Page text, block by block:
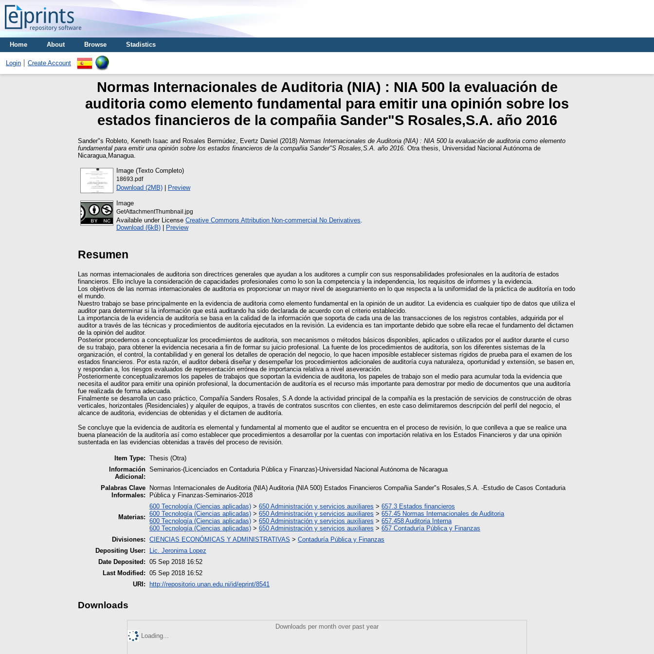
Home About Browse Stadistics
Login Create Account
Normas Internacionales de Auditoria (NIA) : NIA 500 la evaluación de
auditoria como elemento fundamental para emitir una opinión sobre los
estados financieros de la compañia Sander"S Rosales,S.A. año 2016
Sander"s Robleto, Keneth Isaac and Rosales Bermúdez, Evertz Daniel (2018) Normas Internacionales de Auditoria (NIA) : NIA 500 la evaluación de auditoria como elemento
fundamental para emitir una opinión sobre los estados financieros de la compañia Sander"S Rosales,S.A. año 2016. Otra thesis, Universidad Nacional Autónoma de
Nicaragua,Managua.
Image (Texto Completo)
18693.pdf
Download (2MB) | Preview
Image
GetAttachmentThumbnail.jpg
Available under License Creative Commons Attribution Non-commercial No Derivatives
Download (6kB) | Preview
Resumen
Las normas internacionales de auditoria son directrices generales que ayudan a los auditores a cumplir con sus responsabilidades profesionales en la auditoría de estados
financieros. Ello incluye la consideración de capacidades profesionales como lo son la competencia y la independencia, los requisitos de informes y la evidencia.
Los objetivos de las normas internacionales de auditoria es proporcionar un mayor nivel de aseguramiento en lo que respecta a la uniformidad de la práctica de auditoría en todo
el mundo.
Nuestro trabajo se base principalmente en la evidencia de auditoria como elemento fundamental en la opinión de un auditor. La evidencia es cualquier tipo de datos que utiliza el
auditor para determinar si la información que está auditando ha sido declarada de acuerdo con el criterio establecido.
La importancia de la evidencia de auditoría se basa en la calidad de la información que soporta de cada una de las transacciones de los registros contables, adquirida por el
auditor a través de las técnicas y procedimientos de auditoría ejecutados en la revisión. La evidencia es tan importante debido que sobre ella recae el fundamento del dictamen
de la opinión del auditor.
Posterior procedemos a conceptualizar los procedimientos de auditoria, son mecanismos o métodos básicos disponibles, aplicados o utilizados por el auditor durante el curso
de su trabajo, para obtener la evidencia necesaria a fin de formar su juicio profesional. La fuente de los procedimientos de auditoría, son los diferentes sistemas de la
organización, el control, la contabilidad y en general los detalles de operación del negocio, lo que hacen imposible establecer sistemas rígidos de prueba para el examen de los
estados financieros. Por esta razón, el auditor deberá diseñar y desempeñar los procedimientos adicionales de auditoría cuya naturaleza, oportunidad y extensión, se basen en,
y respondan a, los riesgos evaluados de representación errónea de importancia relativa a nivel aseveración.
Posteriormente conceptualizaremos los papeles de trabajos que soportan la evidencia de auditoria, los papeles de trabajo son el medio para acumular toda la evidencia que
necesita el auditor para emitir una opinión profesional, la documentación de auditoría es el recurso más importante para demostrar por medio de documentos que una auditoría
fue realizada de forma adecuada.
Finalmente se desarrolla un caso práctico, Compañía Sanders Rosales, S.A donde la actividad principal de la compañía es la prestación de servicios de construcción de obras
verticales, horizontales (Residenciales) y alquiler de equipos, a través de contratos suscritos con clientes, en este caso delimitaremos descripción del perfil del negocio, el
alcance de auditoria, evidencias de obtenidas y el dictamen de auditoría.
Se concluye que la evidencia de auditoría es elemental y fundamental al momento que el auditor se encuentra en el proceso de revisión, lo que conlleva a que se realice una
buena planeación de la auditoría así como establecer que procedimientos a desarrollar por la cuentas con importación relativa en los Estados Financieros y dar una opinión
sustentada en las evidencias obtenidas a través del proceso de revisión.
Item Type: Thesis (Otra)
Información
Adicional:
Seminarios-(Licenciados en Contaduria Pública y Finanzas)-Universidad Nacional Autónoma de Nicaragua
Palabras Clave
Informales:
Normas Internacionales de Auditoria (NIA) Auditoria (NIA 500) Estados Financieros Compañia Sander"s Rosales,S.A. -Estudio de Casos Contaduria
Pública y Finanzas-Seminarios-2018
Materias:
600 Tecnología (Ciencias aplicadas) > 650 Administración y servicios auxiliares > 657.3 Estados financieros
600 Tecnología (Ciencias aplicadas) > 650 Administración y servicios auxiliares > 657.45 Normas Internacionales de Auditoria
600 Tecnología (Ciencias aplicadas) > 650 Administración y servicios auxiliares > 657.458 Auditoria Interna
600 Tecnología (Ciencias aplicadas) > 650 Administración y servicios auxiliares > 657 Contaduría Pública y Finanzas
Divisiones: CIENCIAS ECONÓMICAS Y ADMINISTRATIVAS > Contaduría Pública y Finanzas
Depositing User:
Lic. Jeronima Lopez
Date Deposited: 05 Sep 2018 16:52
Last Modified: 05 Sep 2018 16:52
URI:
http://repositorio.unan.edu.ni/id/eprint/8541
Downloads
Downloads per month over past year
Loading...